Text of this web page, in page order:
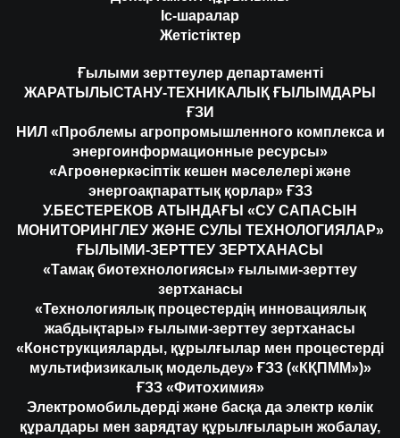
Іс-шаралар
Жетістіктер
Ғылыми зерттеулер департаменті
ЖАРАТЫЛЫСТАНУ-ТЕХНИКАЛЫҚ ҒЫЛЫМДАРЫ
ҒЗИ
НИЛ «Проблемы агропромышленного комплекса и
энергоинформационные ресурсы»
«Агроөнеркәсіптік кешен мәселелері және
энергоақпараттық қорлар» ҒЗЗ
У.БЕСТЕРЕКОВ АТЫНДАҒЫ «СУ САПАСЫН
МОНИТОРИНГЛЕУ ЖӘНЕ СУЛЫ ТЕХНОЛОГИЯЛАР»
ҒЫЛЫМИ-ЗЕРТТЕУ ЗЕРТХАНАСЫ
«Тамақ биотехнологиясы» ғылыми-зерттеу
зертханасы
«Технологиялық процестердің инновациялық
жабдықтары» ғылыми-зерттеу зертханасы
«Конструкцияларды, құрылғылар мен процестерді
мультифизикалық модельдеу» ҒЗЗ («КҚПММ»)»
ҒЗЗ «Фитохимия»
Электромобильдерді және басқа да электр көлік
құралдары мен зарядтау құрылғыларын жобалау,